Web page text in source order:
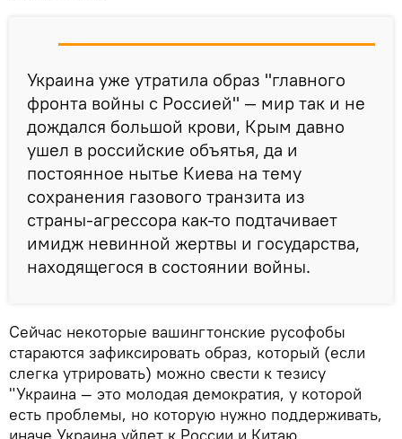
Украина уже утратила образ "главного
фронта войны с Россией" — мир так и не
дождался большой крови, Крым давно
ушел в российские объятья, да и
постоянное нытье Киева на тему
сохранения газового транзита из
страны-агрессора как-то подтачивает
имидж невинной жертвы и государства,
находящегося в состоянии войны.
Сейчас некоторые вашингтонские русофобы
стараются зафиксировать образ, который (если
слегка утрировать) можно свести к тезису
"Украина — это молодая демократия, у которой
есть проблемы, но которую нужно поддерживать,
иначе Украина уйдет к России и Китаю.